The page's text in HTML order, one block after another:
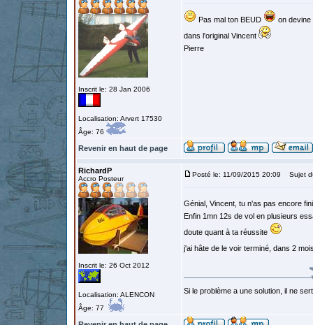
Inscrit le: 28 Jan 2006
Localisation: Arvert 17530
Âge: 76
Pas mal ton BEUD
on
dans l'original Vincent
Pierre
Revenir en haut de page
RichardP
Accro Posteur
Inscrit le: 26 Oct 2012
Localisation: ALENCON
Âge: 77
Posté le: 11/09/2015 20:09 Sujet
Génial, Vincent, tu n'as pas encore
Enfin 1mn 12s de vol en plusieurs
doute quant à ta réussite
j'ai hâte de le voir terminé, dans 2
Si le problème a une solution, il ne